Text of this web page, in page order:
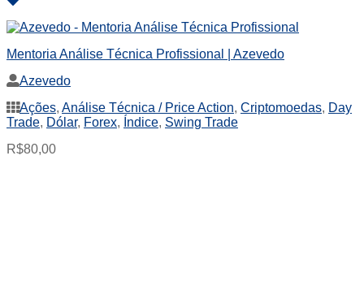
Mentoria Análise Técnica Profissional | Azevedo
Azevedo
Ações, Análise Técnica / Price Action, Criptomoedas, Day
Trade, Dólar, Forex, Índice, Swing Trade
R$80,00